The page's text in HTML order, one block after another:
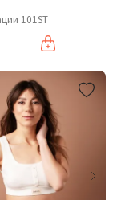
101ST